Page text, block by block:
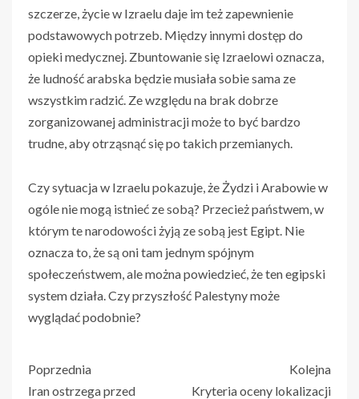
szczerze, życie w Izraelu daje im też zapewnienie
podstawowych potrzeb. Między innymi dostęp do
opieki medycznej. Zbuntowanie się Izraelowi oznacza,
że ludność arabska będzie musiała sobie sama ze
wszystkim radzić. Ze względu na brak dobrze
zorganizowanej administracji może to być bardzo
trudne, aby otrząsnąć się po takich przemianych.
Czy sytuacja w Izraelu pokazuje, że Żydzi i Arabowie w
ogóle nie mogą istnieć ze sobą? Przecież państwem, w
którym te narodowości żyją ze sobą jest Egipt. Nie
oznacza to, że są oni tam jednym spójnym
społeczeństwem, ale można powiedzieć, że ten egipski
system działa. Czy przyszłość Palestyny może
wyglądać podobnie?
Poprzednia
Iran ostrzega przed
Kolejna
Kryteria oceny lokalizacji